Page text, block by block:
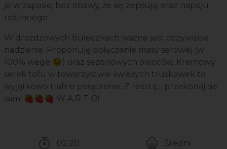
je w zapasie, bez obawy, że się zepsują, oraz napoju
roślinnego.
W drożdżowych bułeczkach ważne jest oczywiście
nadzienie. Proponuję połączenie masy serowej (w
100% wege 😉) oraz sezonowych owoców. Kremowy
serek tofu w towarzystwie świeżych truskawek to
wyjątkowo trafne połączenie. Z resztą… przekonaj się
sam! 🍓🍓🍓 W A R T O!
02:20
Średni